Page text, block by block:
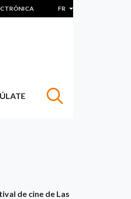
FR Lister les actions
de cine de Las